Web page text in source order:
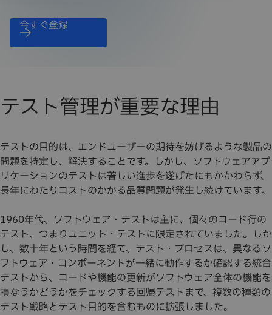
今すぐ登録
テスト管理が重要な理由
テストの目的は、エンドユーザーの期待を妨げるような製品の
問題を特定し、解決することです。しかし、ソフトウェアアプ
リケーションのテストは著しい進歩を遂げたにもかかわらず、
長年にわたりコストのかかる品質問題が発生し続けています。
1960年代、ソフトウェア・テストは主に、個々のコード行の
テスト、つまりユニット・テストに限定されていました。しか
し、数十年という時間を経て、テスト・プロセスは、異なるソ
フトウェア・コンポーネントが一緒に動作するか確認する統合
テストから、コードや機能の更新がソフトウェア全体の機能を
損なうかどうかをチェックする回帰テストまで、複数の種類の
テスト戦略とテスト目的を含むものに拡張しました。